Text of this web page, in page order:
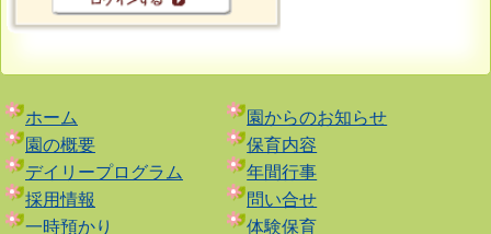
ホーム
園からのお知らせ
園の概要
保育内容
デイリープログラム
年間行事
採用情報
問い合せ
一時預かり
体験保育